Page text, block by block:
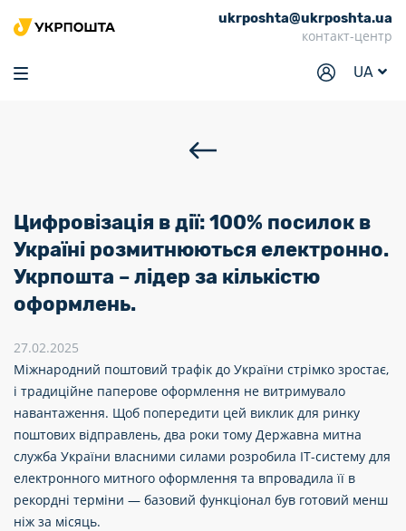
ukrposhta@ukrposhta.ua
контакт-центр
UA
Головна
Маркет
Відділення
Філателія
Кар’єра
Для бізнесу
Цифровізація в дії: 100% посилок в
Україні розмитнюються електронно.
Укрпошта – лідер за кількістю
оформлень.
27.02.2025
Міжнародний поштовий трафік до України стрімко зростає,
і традиційне паперове оформлення не витримувало
навантаження. Щоб попередити цей виклик для ринку
поштових відправлень, два роки тому Державна митна
служба України власними силами розробила IT-систему для
електронного митного оформлення та впровадила її в
рекордні терміни — базовий функціонал був готовий менш
ніж за місяць.